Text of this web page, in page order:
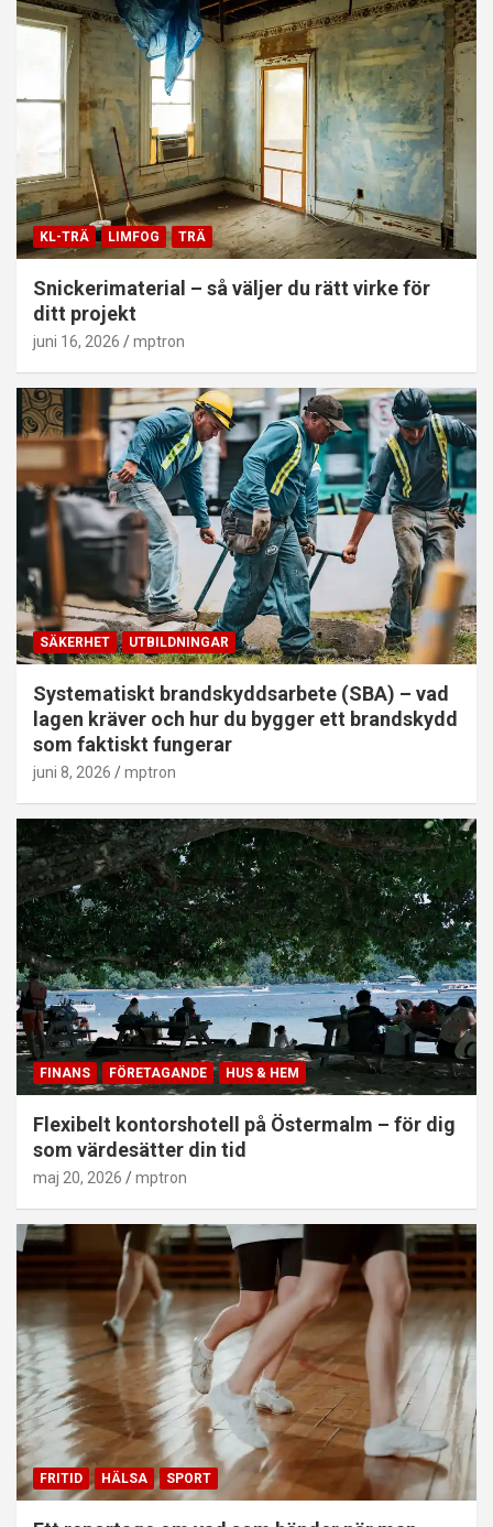
KL-TRÄ LIMFOG TRÄ
Snickerimaterial – så väljer du rätt virke för
ditt projekt
juni 16, 2026 mptron
SÄKERHET UTBILDNINGAR
Systematiskt brandskyddsarbete (SBA) – vad
lagen kräver och hur du bygger ett brandskydd
som faktiskt fungerar
juni 8, 2026 mptron
FINANS FÖRETAGANDE HUS & HEM
Flexibelt kontorshotell på Östermalm – för dig
som värdesätter din tid
maj 20, 2026 mptron
FRITID HÄLSA SPORT